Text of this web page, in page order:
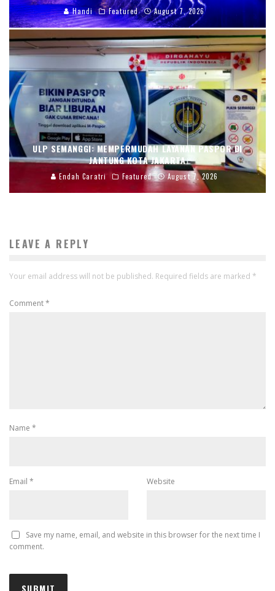
Handi Featured August 7, 2026
ULP SEMANGGI: MEMPERMUDAH LAYANAN PASPOR DI
JANTUNG KOTA JAKARTA
Endah Caratri Featured August 7, 2026
LEAVE A REPLY
Your email address will not be published. Required fields are marked *
Comment*
Name *
Email * Website
Save my name, email, and website in this browser for the next time I
comment.